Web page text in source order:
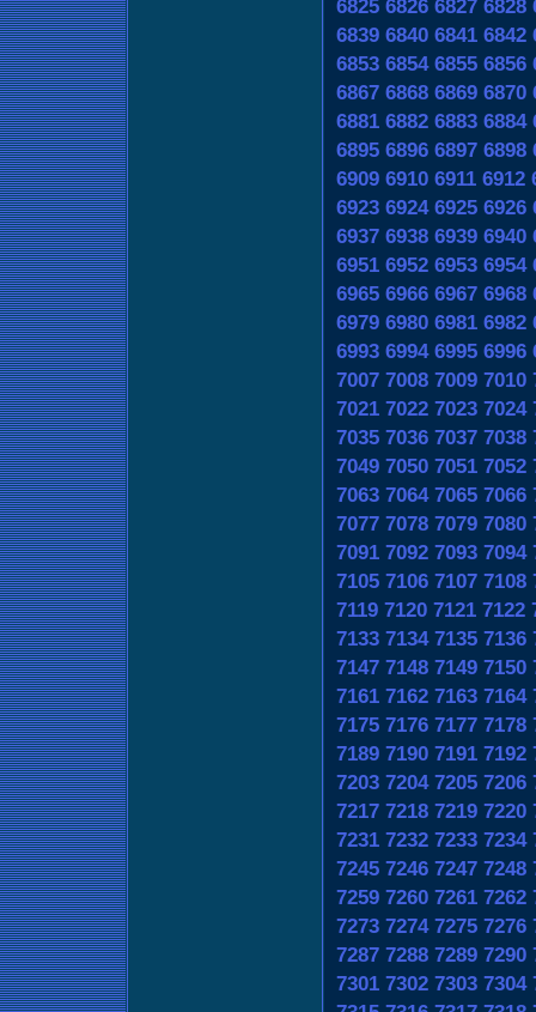
6825 6826 6827 6828
6839 6840 6841 6842
6853 6854 6855 6856
6867 6868 6869 6870
6881 6882 6883 6884
6895 6896 6897 6898
6909 6910 6911 6912
6923 6924 6925 6926
6937 6938 6939 6940
6951 6952 6953 6954
6965 6966 6967 6968
6979 6980 6981 6982
6993 6994 6995 6996
7007 7008 7009 7010
7021 7022 7023 7024
7035 7036 7037 7038
7049 7050 7051 7052
7063 7064 7065 7066
7077 7078 7079 7080
7091 7092 7093 7094
7105 7106 7107 7108
7119 7120 7121 7122
7133 7134 7135 7136
7147 7148 7149 7150
7161 7162 7163 7164
7175 7176 7177 7178
7189 7190 7191 7192
7203 7204 7205 7206
7217 7218 7219 7220
7231 7232 7233 7234
7245 7246 7247 7248
7259 7260 7261 7262
7273 7274 7275 7276
7287 7288 7289 7290
7301 7302 7303 7304